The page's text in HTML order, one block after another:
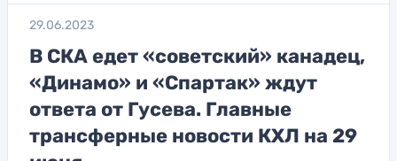
29.06.2023
В СКА едет «советский» канадец,
«Динамо» и «Спартак» ждут
ответа от Гусева. Главные
трансферные новости КХЛ на 29